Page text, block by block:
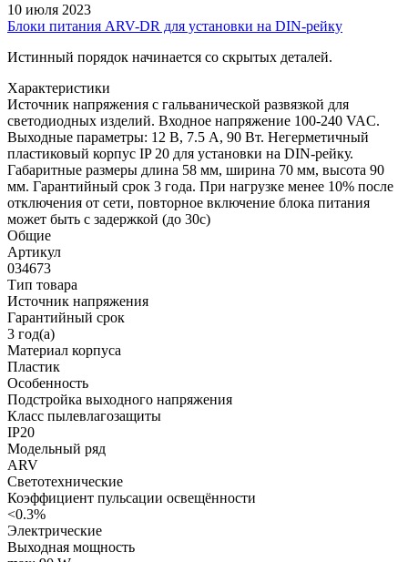
10 июля 2023
Блоки питания ARV-DR для установки на DIN-рейку
Истинный порядок начинается со скрытых деталей.
Характеристики
Источник напряжения с гальванической развязкой для
светодиодных изделий. Входное напряжение 100-240 VAC.
Выходные параметры: 12 В, 7.5 А, 90 Вт. Негерметичный
пластиковый корпус IP 20 для установки на DIN-рейку.
Габаритные размеры длина 58 мм, ширина 70 мм, высота 90
мм. Гарантийный срок 3 года. При нагрузке менее 10% после
отключения от сети, повторное включение блока питания
может быть с задержкой (до 30с)
Общие
Артикул
034673
Тип товара
Источник напряжения
Гарантийный срок
3 год(а)
Материал корпуса
Пластик
Особенность
Подстройка выходного напряжения
Класс пылевлагозащиты
IP20
Модельный ряд
ARV
Светотехнические
Коэффициент пульсации освещённости
<0.3%
Электрические
Выходная мощность